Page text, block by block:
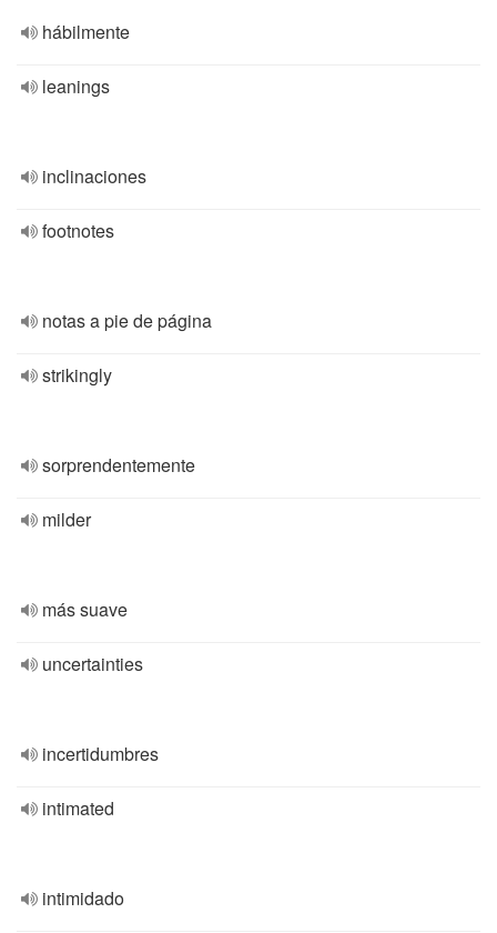
hábilmente
leanings
inclinaciones
footnotes
notas a pie de página
strikingly
sorprendentemente
milder
más suave
uncertainties
incertidumbres
intimated
intimidado